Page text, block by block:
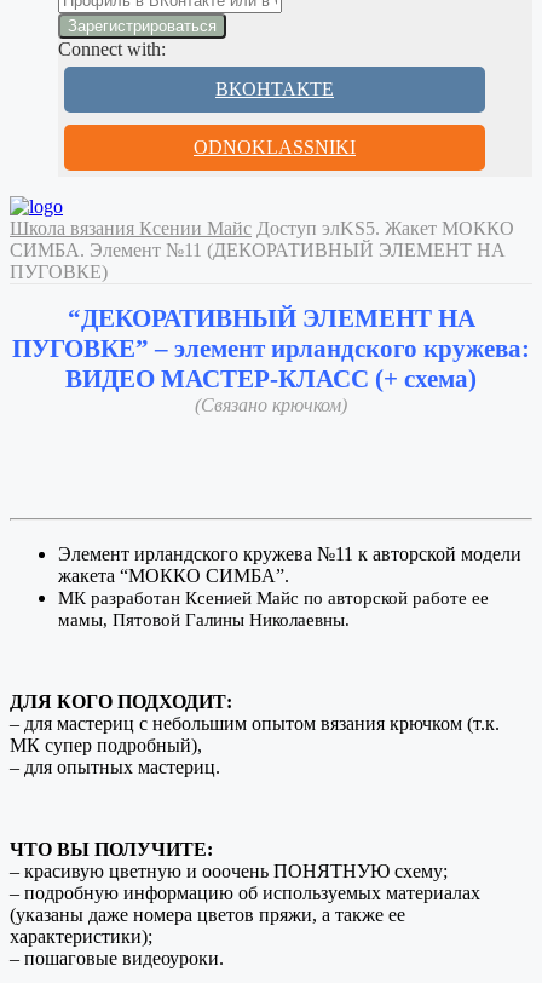
Connect with:
ВКОНТАКТЕ
ODNOKLASSNIKI
Школа вязания Ксении Майс Доступ элKS5. Жакет МОККО
СИМБА. Элемент №11 (ДЕКОРАТИВНЫЙ ЭЛЕМЕНТ НА
ПУГОВКЕ)
“ДЕКОРАТИВНЫЙ ЭЛЕМЕНТ НА
ПУГОВКЕ” – элемент ирландского кружева:
ВИДЕО МАСТЕР-КЛАСС (+ схема)
(Связано крючком)
Элемент ирландского кружева №11 к авторской модели
жакета “МОККО СИМБА”.
МК разработан Ксенией Майс по авторской работе ее
мамы, Пятовой Галины Николаевны.
ДЛЯ КОГО ПОДХОДИТ:
– для мастериц с небольшим опытом вязания крючком (т.к.
МК супер подробный),
– для опытных мастериц.
ЧТО ВЫ ПОЛУЧИТЕ:
– красивую цветную и ооочень ПОНЯТНУЮ схему;
– подробную информацию об используемых материалах
(указаны даже номера цветов пряжи, а также ее
характеристики);
– пошаговые видеоуроки.